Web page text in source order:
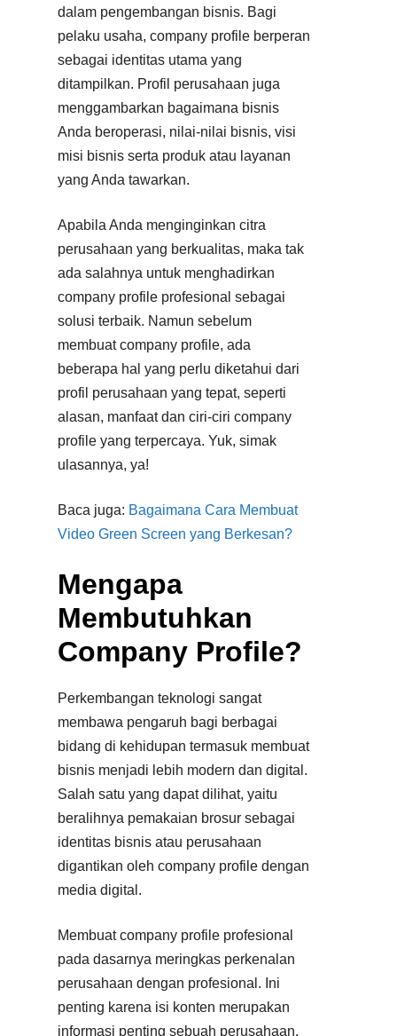
dalam pengembangan bisnis. Bagi
pelaku usaha, company profile berperan
sebagai identitas utama yang
ditampilkan. Profil perusahaan juga
menggambarkan bagaimana bisnis
Anda beroperasi, nilai-nilai bisnis, visi
misi bisnis serta produk atau layanan
yang Anda tawarkan.
Apabila Anda menginginkan citra
perusahaan yang berkualitas, maka tak
ada salahnya untuk menghadirkan
company profile profesional sebagai
solusi terbaik. Namun sebelum
membuat company profile, ada
beberapa hal yang perlu diketahui dari
profil perusahaan yang tepat, seperti
alasan, manfaat dan ciri-ciri company
profile yang terpercaya. Yuk, simak
ulasannya, ya!
Baca juga: Bagaimana Cara Membuat
Video Green Screen yang Berkesan?
Mengapa
Membutuhkan
Company Profile?
Perkembangan teknologi sangat
membawa pengaruh bagi berbagai
bidang di kehidupan termasuk membuat
bisnis menjadi lebih modern dan digital.
Salah satu yang dapat dilihat, yaitu
beralihnya pemakaian brosur sebagai
identitas bisnis atau perusahaan
digantikan oleh company profile dengan
media digital.
Membuat company profile profesional
pada dasarnya meringkas perkenalan
perusahaan dengan profesional. Ini
penting karena isi konten merupakan
informasi penting sebuah perusahaan,